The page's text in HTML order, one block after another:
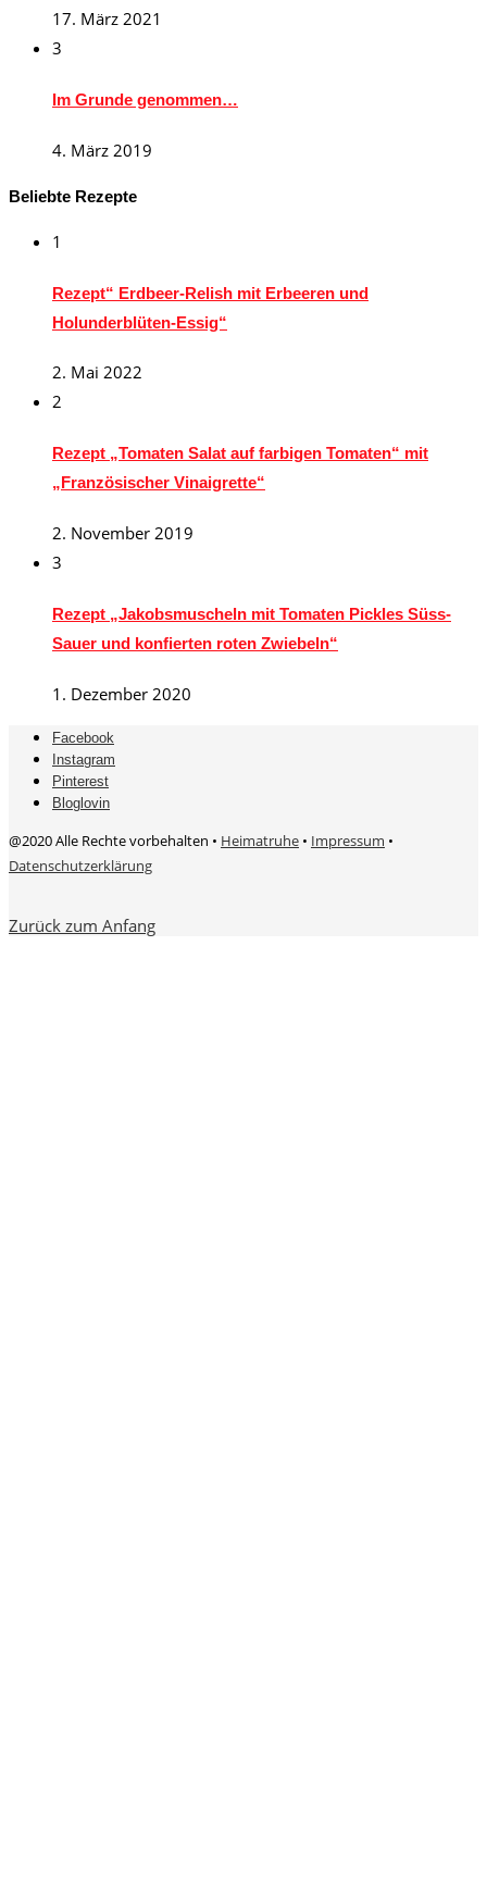
17. März 2021
3
Im Grunde genommen…
4. März 2019
Beliebte Rezepte
1
Rezept“ Erdbeer-Relish mit Erbeeren und
Holunderblüten-Essig“
2. Mai 2022
2
Rezept „Tomaten Salat auf farbigen Tomaten“ mit
„Französischer Vinaigrette“
2. November 2019
3
Rezept „Jakobsmuscheln mit Tomaten Pickles Süss-
Sauer und konfierten roten Zwiebeln“
1. Dezember 2020
Facebook
Instagram
Pinterest
Bloglovin
@2020 Alle Rechte vorbehalten • Heimatruhe • Impressum •
Datenschutzerklärung
Zurück zum Anfang